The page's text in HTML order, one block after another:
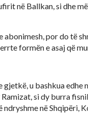
në Ballkan, si dhe
abonimesh, por do të
formën e asaj që
u bashkua edhe
si dy burra
në Shqipëri,